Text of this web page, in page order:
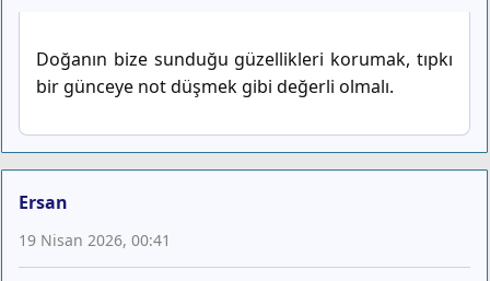
Doğanın bize sunduğu güzellikleri korumak, tıpkı
bir günceye not düşmek gibi değerli olmalı.
Ersan
19 Nisan 2026, 00:41